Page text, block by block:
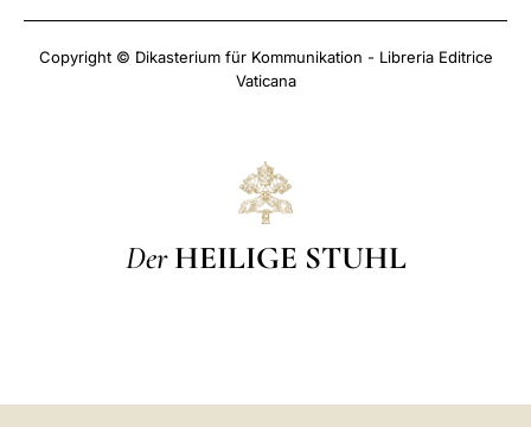
Copyright © Dikasterium für Kommunikation - Libreria Editrice
Vaticana
Der HEILIGE STUHL